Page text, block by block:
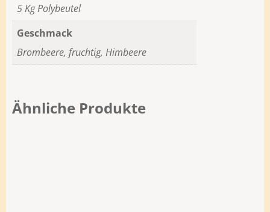
5 Kg Polybeutel
Geschmack
Brombeere, fruchtig, Himbeere
Ähnliche Produkte